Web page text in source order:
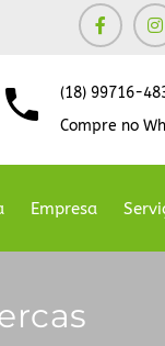
(18) 99716-
Compre no
Empresa